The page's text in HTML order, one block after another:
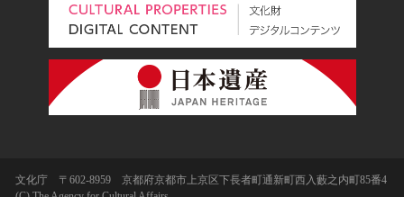
文化庁 〒602-8959 京都府京都市上京区下長者町通新町西入藪之内町85番4